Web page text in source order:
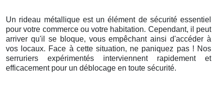
Un rideau métallique est un élément de sécurité essentiel
pour votre commerce ou votre habitation. Cependant, il peut
arriver qu'il se bloque, vous empêchant ainsi d'accéder à
vos locaux. Face à cette situation, ne paniquez pas ! Nos
serruriers expérimentés interviennent rapidement et
efficacement pour un déblocage en toute sécurité.